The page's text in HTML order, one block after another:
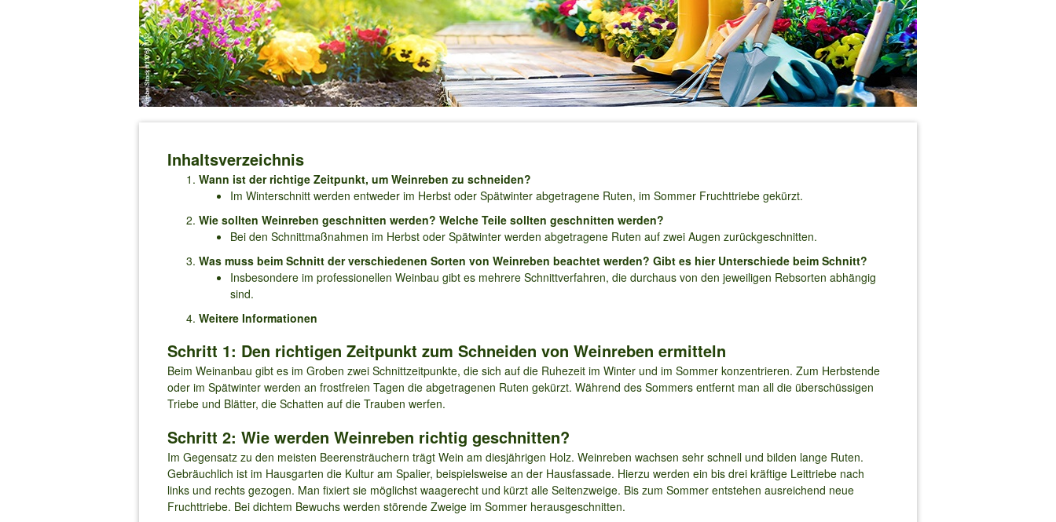
Inhaltsverzeichnis
Wann ist der richtige Zeitpunkt, um Weinreben zu schneiden?
Im Winterschnitt werden entweder im Herbst oder Spätwinter abgetragene Ruten, im Sommer Fruchttriebe gekürzt.
Wie sollten Weinreben geschnitten werden? Welche Teile sollten geschnitten werden?
Bei den Schnittmaßnahmen im Herbst oder Spätwinter werden abgetragene Ruten auf zwei Augen zurückgeschnitten.
Was muss beim Schnitt der verschiedenen Sorten von Weinreben beachtet werden? Gibt es hier Unterschiede beim Schnitt?
Insbesondere im professionellen Weinbau gibt es mehrere Schnittverfahren, die durchaus von den jeweiligen Rebsorten abhängig
sind.
Weitere Informationen
Schritt 1: Den richtigen Zeitpunkt zum Schneiden von Weinreben ermitteln
Beim Weinanbau gibt es im Groben zwei Schnittzeitpunkte, die sich auf die Ruhezeit im Winter und im Sommer konzentrieren. Zum Herbstende
oder im Spätwinter werden an frostfreien Tagen die abgetragenen Ruten gekürzt. Während des Sommers entfernt man all die überschüssigen
Triebe und Blätter, die Schatten auf die Trauben werfen.
Schritt 2: Wie werden Weinreben richtig geschnitten?
Im Gegensatz zu den meisten Beerensträuchern trägt Wein am diesjährigen Holz. Weinreben wachsen sehr schnell und bilden lange Ruten.
Gebräuchlich ist im Hausgarten die Kultur am Spalier, beispielsweise an der Hausfassade. Hierzu werden ein bis drei kräftige Leittriebe nach
links und rechts gezogen. Man fixiert sie möglichst waagerecht und kürzt alle Seitenzweige. Bis zum Sommer entstehen ausreichend neue
Fruchttriebe. Bei dichtem Bewuchs werden störende Zweige im Sommer herausgeschnitten.